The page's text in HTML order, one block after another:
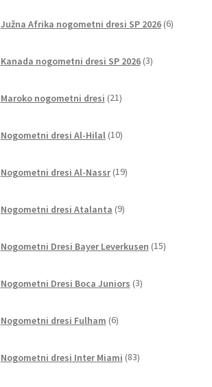
Južna Afrika nogometni dresi SP 2026 6izdelkov
Kanada nogometni dresi SP 2026 3izdelki
Maroko nogometni dresi 21izdelkov
Nogometni dresi Al-Hilal 10izdelkov
Nogometni dresi Al-Nassr 19izdelkov
Nogometni dresi Atalanta 9izdelkov
Nogometni Dresi Bayer Leverkusen 15izdelkov
Nogometni Dresi Boca Juniors 3izdelki
Nogometni dresi Fulham 6izdelkov
Nogometni dresi Inter Miami 83izdelkov